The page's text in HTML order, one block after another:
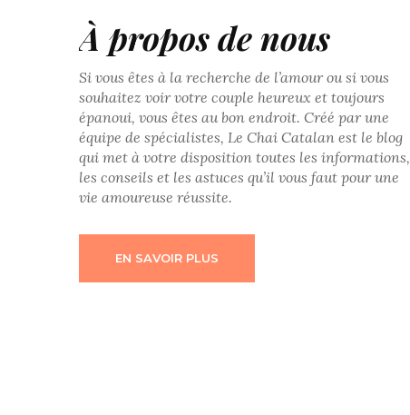
À propos de nous
Si vous êtes à la recherche de l’amour ou si vous
souhaitez voir votre couple heureux et toujours
épanoui, vous êtes au bon endroit. Créé par une
équipe de spécialistes, Le Chai Catalan est le blog
qui met à votre disposition toutes les informations,
les conseils et les astuces qu’il vous faut pour une
vie amoureuse réussite.
EN SAVOIR PLUS